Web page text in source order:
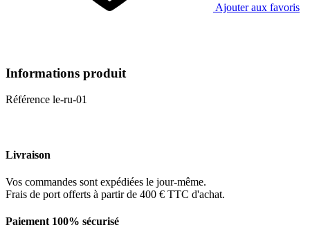
Ajouter aux favoris
Informations produit
Référence le-ru-01
Livraison
Vos commandes sont expédiées le jour-même.
Frais de port offerts à partir de 400 € TTC d'achat.
Paiement 100% sécurisé